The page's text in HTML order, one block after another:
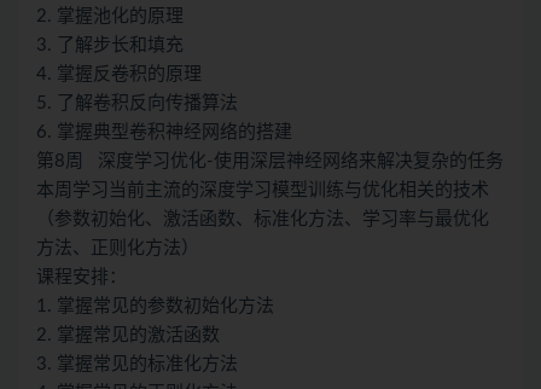
2. 掌握池化的原理
3. 了解步长和填充
4. 掌握反卷积的原理
5. 了解卷积反向传播算法
6. 掌握典型卷积神经网络的搭建
第8周 深度学习优化-使用深层神经网络来解决复杂的任务
本周学习当前主流的深度学习模型训练与优化相关的技术
（参数初始化、激活函数、标准化方法、学习率与最优化
方法、正则化方法）
课程安排：
1. 掌握常见的参数初始化方法
2. 掌握常见的激活函数
3. 掌握常见的标准化方法